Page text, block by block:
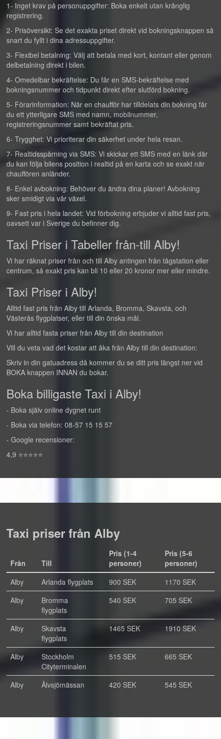
1- Inget krav på personuppgifter: Boka enkelt utan krånglig
registrering.
2- Prisöversikt: Se det exakta priset direkt vid bokningsknappen så
snart du fyllt i dina adressuppgifter.
3- Flexibel betalning: Välj att betala med kort, kontant eller genom
delbetalning direkt i bilen.
4- Omedelbar bekräftelse: Du får en SMS-bekräftelse med
bokningsnummer och tidpunkt direkt efter slutförd bokning.
5- Förarinformation: När en chaufför har tilldelats din bokning får
du ett ytterligare SMS med namn, mobilnummer,
registreringsnummer samt bekräftat pris.
6- Trygghet: Vi prioriterar din säkerhet under hela resan.
7- Realtidsspårning via SMS: Vi skickar ett SMS med en länk där
du kan följa bilens position i realtid på en karta och se exakt när
chauffören anländer.
8- Enkel avbokning: Behöver du ändra dina planer! Avbokning
sker smidigt via vår växel.
9- Fast pris i hela landet: Vid förbokning erbjuder vi alltid fast pris,
oavsett var i Sverige du befinner dig.
Taxi Priser i Tabeller från-till Alby!
Vi har räknat priser från och till Alby antingen från tågstation eller
centrum, så exakt pris kan bli 10 eller 20 kronor mer eller mindre.
Taxi Priser i Alby!
Alltid fast pris från Alby till Arlanda, Bromma, Skavsta, och
Västerås flygplatser, eller till din önska mål.
Vi har alltid fasta priser från Alby till din destination
Vill du veta vad det kostar att åka från Alby till din destination:
Skriv in din gatuadress då kommer du se ditt pris längst ner vid
BOKA knappen INNAN du bokar.
Boka billigaste Taxi i Alby!
- Boka själv online dygnet runt
- Boka via telefon: 08-57 15 15 57
- Google recensioner:
4,9 ⭐⭐⭐⭐⭐
Taxi priser från Alby
Från Till
Pris (1-4
personer)
Pris (5-6
personer)
Alby
Arlanda flygplats 900 SEK
1170 SEK
Alby
Bromma
flygplats
540 SEK 705 SEK
Alby
Skavsta
flygplats
1465 SEK 1910 SEK
Alby
Stockholm
Cityterminalen
515 SEK 665 SEK
Alby Älvsjömässan 420 SEK 545 SEK